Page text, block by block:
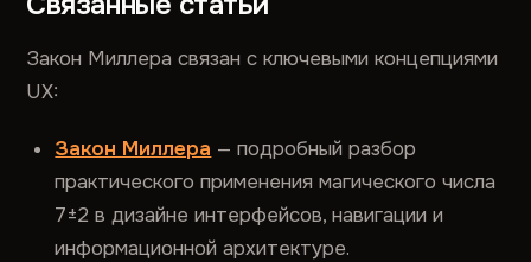
Закон Миллера связан с ключевыми концепциями
UX:
Закон Миллера — подробный разбор
практического применения магического числа
7±2 в дизайне интерфейсов, навигации и
информационной архитектуре.